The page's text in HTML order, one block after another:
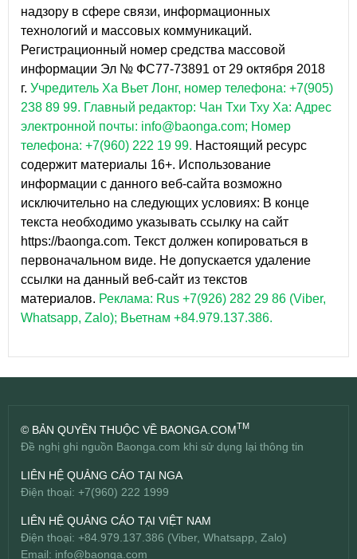
надзору в сфере связи, информационных
технологий и массовых коммуникаций.
Регистрационный номер средства массовой
информации Эл № ФС77-73891 от 29 октября 2018
г. Учредитель Ха Вьет Лонг, номер телефона: +7(905)
238 89 99. Главный редактор: Чан Тхи Тху Ха: Адрес
электронной почты: info@baonga.com; Номер
телефона: +7(960) 222 19 99. Настоящий ресурс
содержит материалы 16+. Использование
информации с данного веб-сайта возможно
исключительно на следующих условиях: В конце
текста необходимо указывать ссылку на сайт
https://baonga.com. Текст должен копироваться в
первоначальном виде. Не допускается удаление
ссылки на данный веб-сайт из текстов
материалов. Реклама: Rus +7(926) 282 29 86 (Viber,
Whatsapp, Zalo); Вьетнам +84.979.137.386.
© BẢN QUYỀN THUỘC VỀ BAONGA.COMTM
Đề nghị ghi nguồn Baonga.com khi sử dụng lại thông tin
LIÊN HỆ QUẢNG CÁO TẠI NGA
Điện thoại: +7(960) 222 1999
LIÊN HỆ QUẢNG CÁO TẠI VIỆT NAM
Điện thoại: +84.979.137.386 (Viber, Whatsapp, Zalo)
Email: info@baonga.com